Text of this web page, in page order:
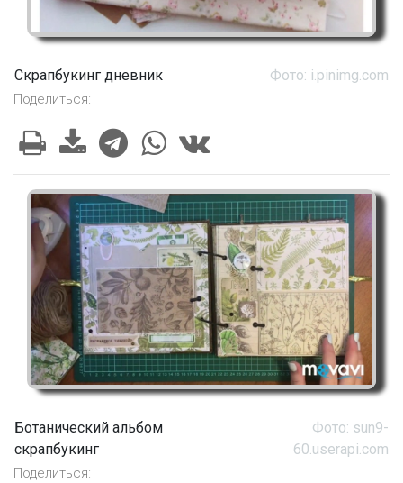
Скрапбукинг дневник Фото: i.pinimg.com
Поделиться:
Ботанический альбом
скрапбукинг
Фото: sun9-
60.userapi.com
Поделиться: